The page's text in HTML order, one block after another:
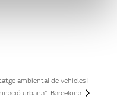
ambiental de vehicles i
urbana”. Barcelona